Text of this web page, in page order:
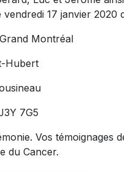
17 janvier 2020
Montréal
Hubert
7G5
Vos témoignages
du Cancer.